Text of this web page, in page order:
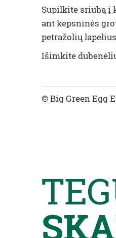
Supilkite sriubą į
ant kepsninės
petražolių
Išimkite
© Big Green Egg